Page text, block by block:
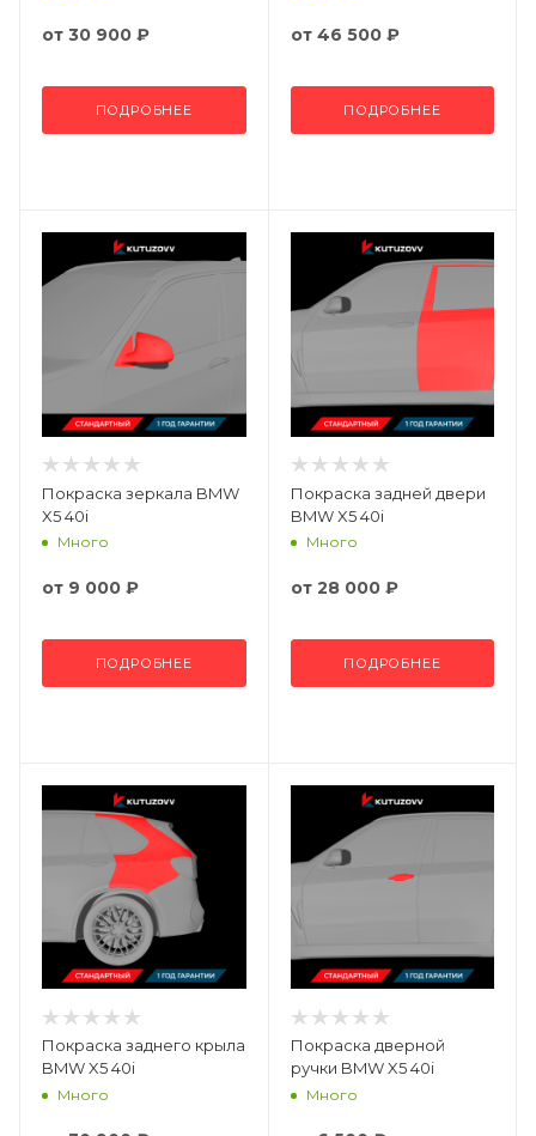
от 30 900 ₽
ПОДРОБНЕЕ
от 46 500 ₽
ПОДРОБНЕЕ
Покраска зеркала BMW
X5 40i
Много
от 9 000 ₽
ПОДРОБНЕЕ
Покраска задней двери
BMW X5 40i
Много
от 28 000 ₽
ПОДРОБНЕЕ
Покраска заднего крыла
BMW X5 40i
Много
Покраска дверной
ручки BMW X5 40i
Много